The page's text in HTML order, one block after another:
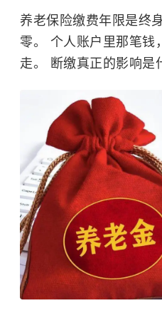
养老保险缴费年限是终
零。 个人账户里那笔钱
走。 断缴真正的影响是